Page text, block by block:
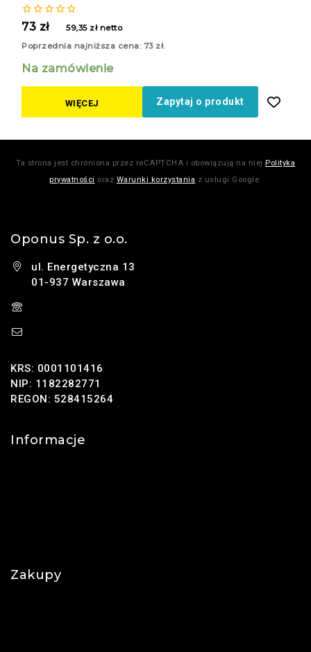
0
5
73 zł 59,35 złnetto
Poprzednia najniższa cena: 73 zł.
Na zamówienie
WIĘCEJ Zapytaj o produkt
Ta strona jest chroniona przez reCAPTCHA i obowiązują na niej Polityka
prywatności oraz Warunki korzystania z usługi Google.
Oponus Sp. z o.o.
ul. Energetyczna 13
01-937 Warszawa
KRS: 0001101416
NIP: 1182282771
REGON: 528415264
Informacje
Zakupy